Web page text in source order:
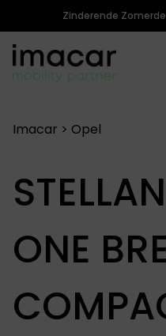
Zinderende
Imacar > Opel
ONE